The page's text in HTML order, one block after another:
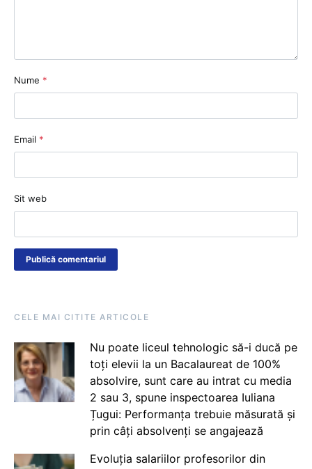
Nume *
Email *
Sit web
CELE MAI CITITE ARTICOLE
Nu poate liceul tehnologic să-i ducă pe
toți elevii la un Bacalaureat de 100%
absolvire, sunt care au intrat cu media
2 sau 3, spune inspectoarea Iuliana
Țugui: Performanța trebuie măsurată și
prin câți absolvenți se angajează
Evoluția salariilor profesorilor din